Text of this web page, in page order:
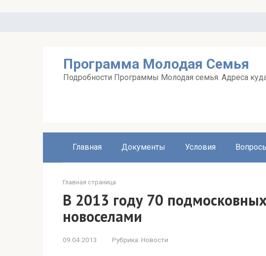
Программа Молодая Семья
Подробности Программы Молодая семья. Адреса
Главная Документы Условия
Главная страница
В 2013 году 70
новоселами
09.04.2013 Рубрика: Новости